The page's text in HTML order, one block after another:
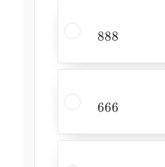
888
888
666
666